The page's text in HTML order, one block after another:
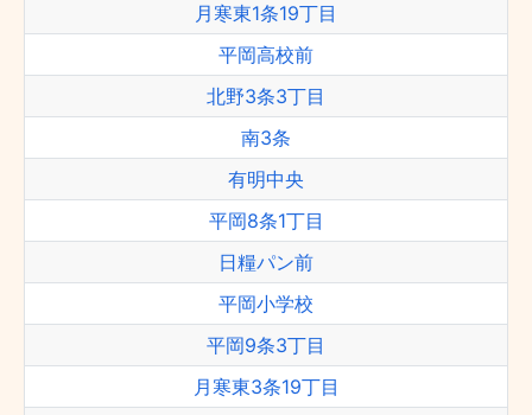
月寒東1条19丁目
平岡高校前
北野3条3丁目
南3条
有明中央
平岡8条1丁目
日糧パン前
平岡小学校
平岡9条3丁目
月寒東3条19丁目